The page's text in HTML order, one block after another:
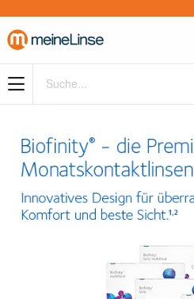
Zum Hauptinhalt springen